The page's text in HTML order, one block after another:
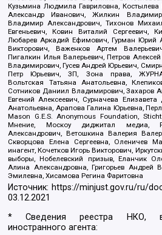
Кузьмина Людмила Гавриловна,
Александр Иванович, Жилкин
Владимир Александрович, Тихонов
Евгеньевич, Ковин Виталий Сергеевич,
Любарев Аркадий Ефимович, Гурман Юрий
Викторович, Важенков Артем
Пигалкин Илья Валерьевич, Петров
Владимирович, Гусев Андрей Юрьевич,
Петр Юрьевич, ЗП, Зона права,
Вольтская Татьяна Анатольевна,
Сотников Даниил Владимирович, Захаров
Евгений Алексеевич, Сурначева
Анатольевна, Арапова Галина Юрьевна,
Mason G.E.S. Anonymous Foundation,
Мнение, Москоу диджитал медиа,
Александрович, Ветошкина Валерия
Скворцова Елена Сергеевна, Оленичев
инагент, Кочетков Игорь Викторович,
выборы, Нобелевский призыв, Еланчик
Алина Александровна, Григорьев Андрей
Эмилевна, Хисамова Регина Фаритовна
Источник:https://minjust.gov.ru/ru/
03.12.2021
* Сведения реестра НКО,
иностранного агента: